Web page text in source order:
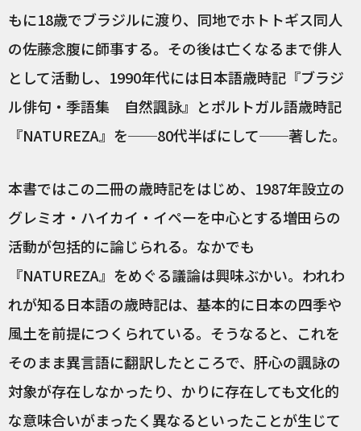
もに18歳でブラジルに渡り、同地でホトトギス同人
の佐藤念腹に師事する。その後は亡くなるまで俳人
として活動し、1990年代には日本語歳時記『ブラジ
ル俳句・季語集 自然諷詠』とポルトガル語歳時記
『NATUREZA』を──80代半ばにして──著した。
本書ではこの二冊の歳時記をはじめ、1987年設立の
グレミオ・ハイカイ・イペーを中心とする増田らの
活動が包括的に論じられる。なかでも
『NATUREZA』をめぐる議論は興味ぶかい。われわ
れが知る日本語の歳時記は、基本的に日本の四季や
風土を前提につくられている。そうなると、これを
そのまま異言語に翻訳したところで、肝心の諷詠の
対象が存在しなかったり、かりに存在しても文化的
な意味合いがまったく異なるといったことが生じて